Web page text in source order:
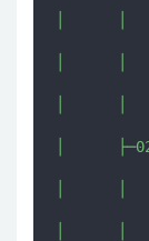
│      │
│      │
│
│      │
│      │